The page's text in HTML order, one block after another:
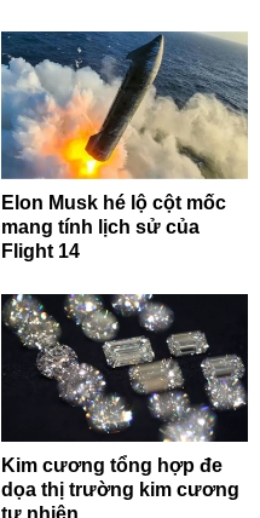
Elon Musk hé lộ cột mốc
mang tính lịch sử của
Flight 14
Kim cương tổng hợp đe
dọa thị trường kim cương